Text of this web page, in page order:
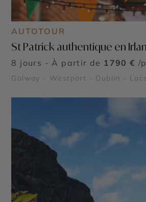
AUTOTOUR
St Patrick authentique en
8 jours - À partir de 1790 € /
Galway - Westport - Dublin -